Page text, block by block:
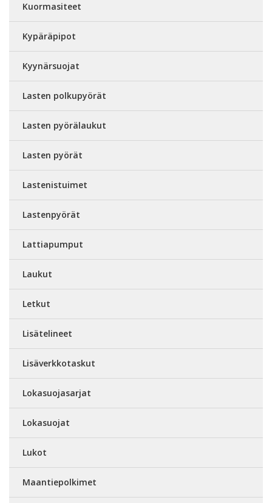
Kuormasiteet
Kypäräpipot
Kyynärsuojat
Lasten polkupyörät
Lasten pyörälaukut
Lasten pyörät
Lastenistuimet
Lastenpyörät
Lattiapumput
Laukut
Letkut
Lisätelineet
Lisäverkkotaskut
Lokasuojasarjat
Lokasuojat
Lukot
Maantiepolkimet